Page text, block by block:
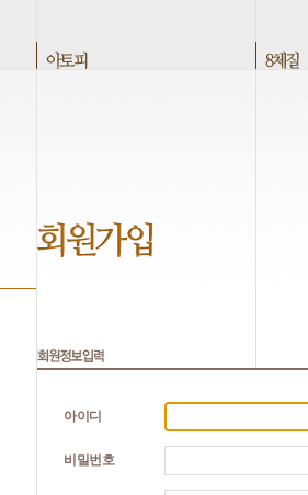
아이디
비밀번호